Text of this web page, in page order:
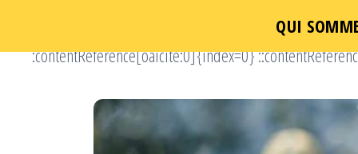
``` :contentReference[oaicite:0]{index=0}
QUI